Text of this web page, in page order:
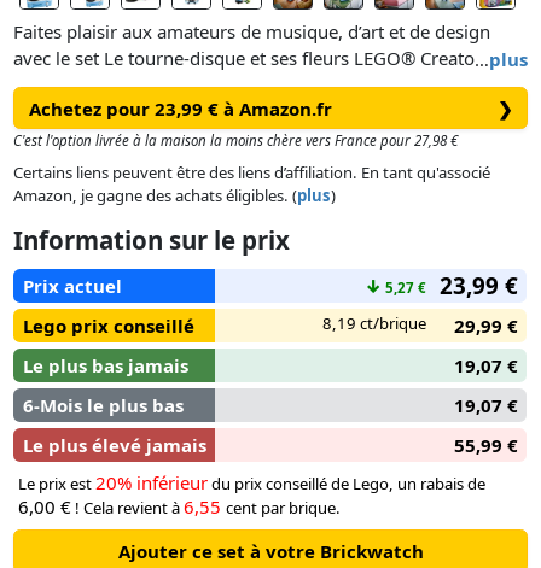
…plus
Faites plaisir aux amateurs de musique, d’art et de design
avec le set Le tourne-disque et ses fleurs LEGO® Creator 3-
en-1 (31172). Ce tourne-disque au style rétro conçu pour les
filles et les garçons dès 8 ans inclut un plateau tournant, un
bras de lecture mobile avec un stylet et 2 disques, ainsi que
des fleurs amovibles.
de la musique avec les mêmes briques : un tourne-disque et
ses fleurs, une radio rétro dotée de boutons mobiles, d’une
antenne réglable et de fleurs amovibles ou un micro
classique rotatif sur un support fleuri. Chaque modèle est
parfait pour s’amuser ou décorer la maison.
Achetez pour 23,99 € à Amazon.fr ❯
C'est l'option livrée à la maison la moins chère vers France pour 27,98 €
Certains liens peuvent être des liens d’affiliation. En tant qu'associé
Amazon, je gagne des achats éligibles. (plus)
Information sur le prix
Prix actuel ↓ 5,27 € 23,99 €
Lego prix conseillé 8,19 ct/brique
29,99 €
Le plus bas jamais
19,07 €
6-Mois le plus bas
19,07 €
Le plus élevé jamais
55,99 €
Le prix est20% inférieurdu prix conseillé de Lego, un rabais de
6,00 € ! Cela revient à6,55 cent par brique.
Ajouter ce set à votre Brickwatch